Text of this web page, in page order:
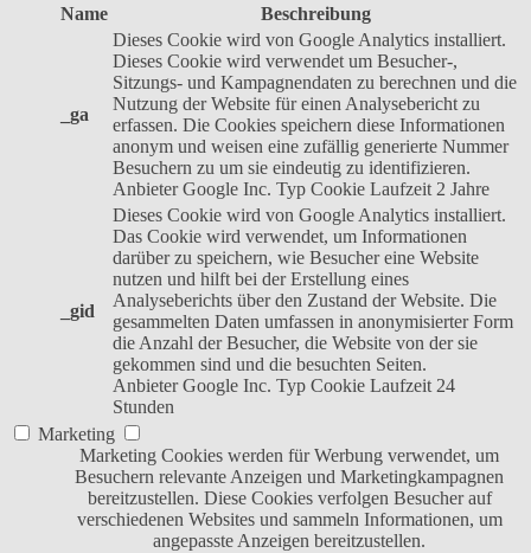
Name
Beschreibung
_ga
Dieses Cookie wird von Google Analytics installiert.
Dieses Cookie wird verwendet um Besucher-,
Sitzungs- und Kampagnendaten zu berechnen und die
Nutzung der Website für einen Analysebericht zu
erfassen. Die Cookies speichern diese Informationen
anonym und weisen eine zufällig generierte Nummer
Besuchern zu um sie eindeutig zu identifizieren.
Anbieter Google Inc. Typ Cookie Laufzeit 2 Jahre
_gid
Dieses Cookie wird von Google Analytics installiert.
Das Cookie wird verwendet, um Informationen
darüber zu speichern, wie Besucher eine Website
nutzen und hilft bei der Erstellung eines
Analyseberichts über den Zustand der Website. Die
gesammelten Daten umfassen in anonymisierter Form
die Anzahl der Besucher, die Website von der sie
gekommen sind und die besuchten Seiten.
Anbieter Google Inc. Typ Cookie Laufzeit 24
Stunden
Marketing
Marketing Cookies werden für Werbung verwendet, um
Besuchern relevante Anzeigen und Marketingkampagnen
bereitzustellen. Diese Cookies verfolgen Besucher auf
verschiedenen Websites und sammeln Informationen, um
angepasste Anzeigen bereitzustellen.